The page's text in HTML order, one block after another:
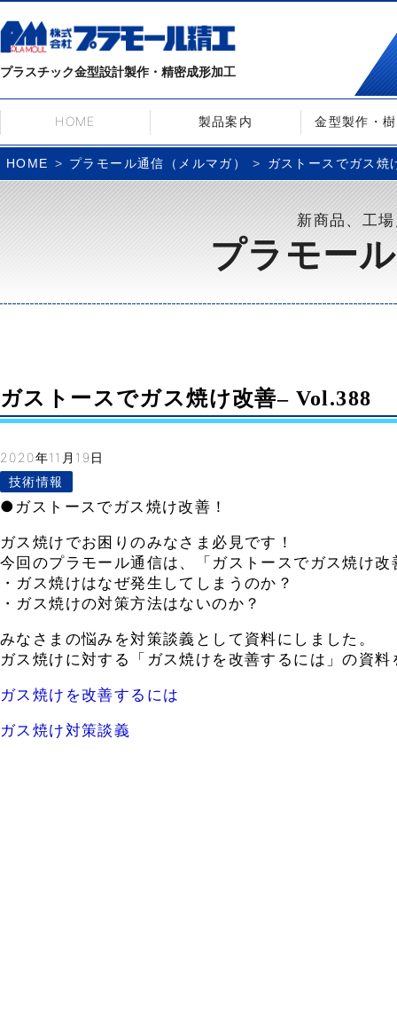
プラスチック金型設計製作・精密成形加工
HOME 製品案内 金型製作・
HOME プラモール通信（メルマガ） ガストースでガス
新商品、工
プラモー
ガストースでガス焼け改善– Vol.388
2020年11月19日
技術情報
●ガストースでガス焼け改善！
ガス焼けでお困りのみなさま必見です！
今回のプラモール通信は、「ガストースでガス焼け改
・ガス焼けはなぜ発生してしまうのか？
・ガス焼けの対策方法はないのか？
みなさまの悩みを対策談義として資料にしました。
ガス焼けに対する「ガス焼けを改善するには」の資
ガス焼けを改善するには
ガス焼け対策談義